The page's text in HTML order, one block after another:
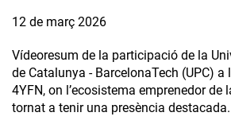
12 de març 2026
Vídeoresum de la participació de la
de Catalunya - BarcelonaTech (UPC) a
4YFN, on l’ecosistema emprenedor de
tornat a tenir una presència destacada.